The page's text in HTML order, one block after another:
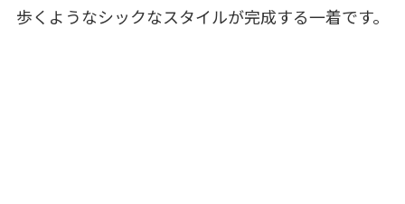
歩くようなシックなスタイルが完成する一着です。